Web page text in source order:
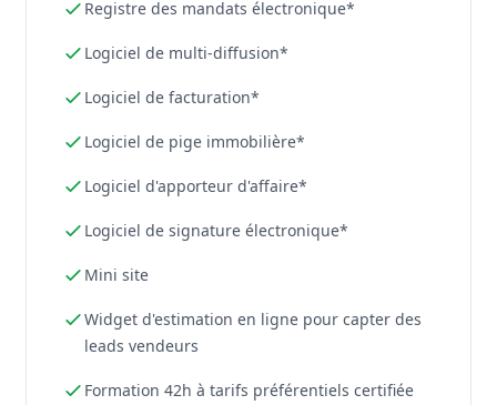
Registre des mandats électronique*
Logiciel de multi-diffusion*
Logiciel de facturation*
Logiciel de pige immobilière*
Logiciel d'apporteur d'affaire*
Logiciel de signature électronique*
Mini site
Widget d'estimation en ligne pour capter des
leads vendeurs
Formation 42h à tarifs préférentiels certifiée